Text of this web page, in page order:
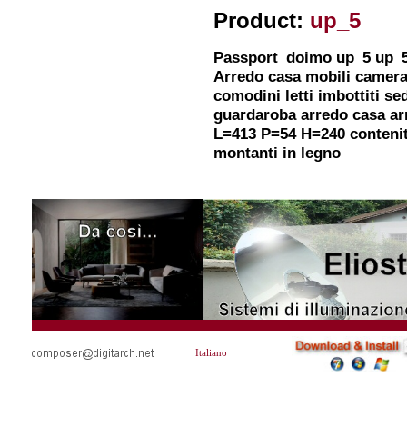
Product: up_5
Passport_doimo up_5
Arredo casa mobili
comodini letti imbottiti
guardaroba arredo casa
L=413 P=54 H=240
montanti in legno
Italiano